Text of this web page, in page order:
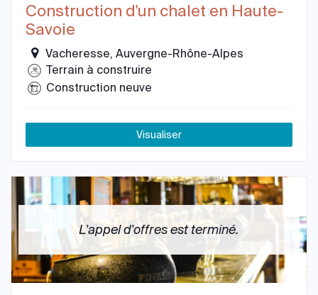
Construction d'un chalet en Haute-
Savoie
Vacheresse, Auvergne-Rhône-Alpes
Terrain à construire
Construction neuve
Visualiser
L'appel d'offres est terminé.